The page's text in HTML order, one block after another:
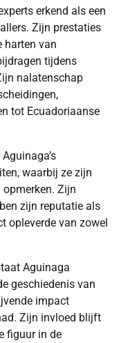
erkend als een
Zijn prestaties
harten van
tijdens
nalatenschap
tot Ecuadoriaanse
waarbij ze zijn
opmerken. Zijn
zijn reputatie als
opleverde van zowel
Aguinaga
geschiedenis van
impact
Zijn invloed blijft
figuur in de